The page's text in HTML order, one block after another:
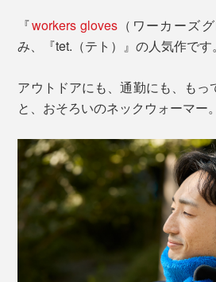
『workers gloves （ワーカーズ
み、『tet.（テト）』の人気作です。
アウトドアにも、通勤にも、もっ
と、おそろいのネックウォーマー。